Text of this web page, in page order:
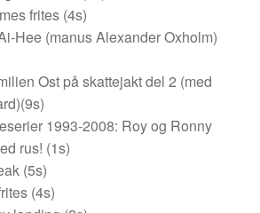
frites (4s)
Hee (manus Alexander Oxholm)
Ost på skattejakt del 2 (med
1993-2008: Roy og Ronny
rus! (1s)
(5s)
(4s)